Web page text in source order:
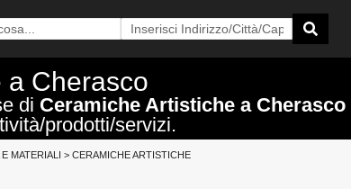
a Cherasco
di Ceramiche Artistiche a Cherasco
prodotti/servizi.
MATERIALI > CERAMICHE ARTISTICHE